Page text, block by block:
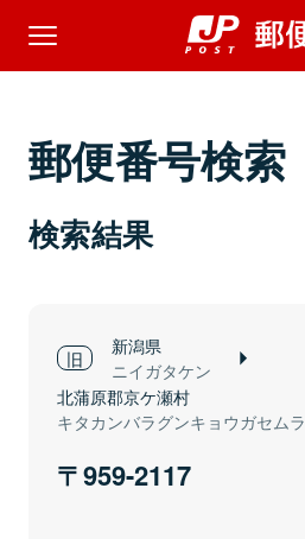
郵便番号検索
検索結果
新潟県
ニイガタケン
北蒲原郡京ケ瀬村
キタカンバラグンキョウガセムラ
959-2117